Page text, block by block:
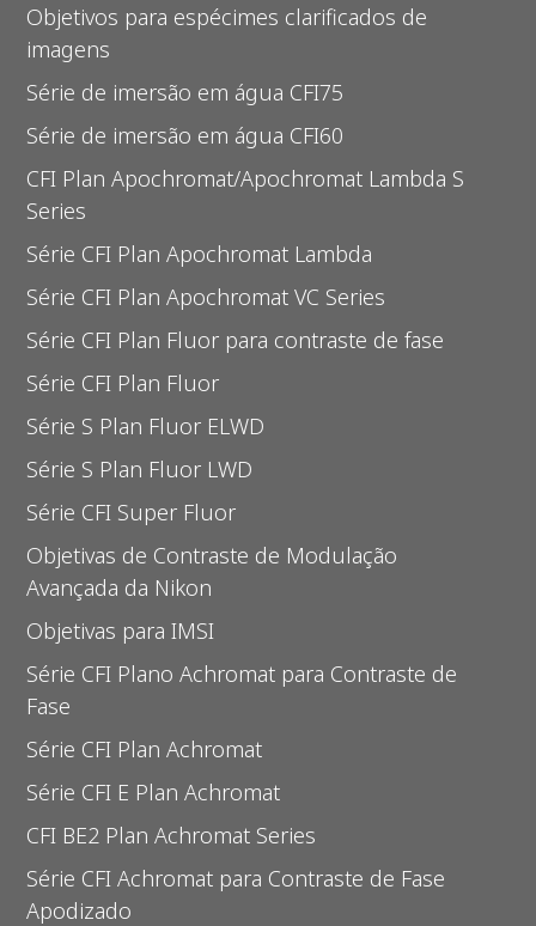
Objetivos para espécimes clarificados de
imagens
Série de imersão em água CFI75
Série de imersão em água CFI60
CFI Plan Apochromat/Apochromat Lambda S
Series
Série CFI Plan Apochromat Lambda
Série CFI Plan Apochromat VC Series
Série CFI Plan Fluor para contraste de fase
Série CFI Plan Fluor
Série S Plan Fluor ELWD
Série S Plan Fluor LWD
Série CFI Super Fluor
Objetivas de Contraste de Modulação
Avançada da Nikon
Objetivas para IMSI
Série CFI Plano Achromat para Contraste de
Fase
Série CFI Plan Achromat
Série CFI E Plan Achromat
CFI BE2 Plan Achromat Series
Série CFI Achromat para Contraste de Fase
Apodizado